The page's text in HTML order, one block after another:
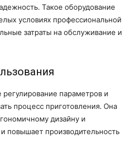
Такое оборудование
условиях профессиональной
затраты на обслуживание и
параметров и
процесс приготовления. Она
дизайну и
повышает производительность